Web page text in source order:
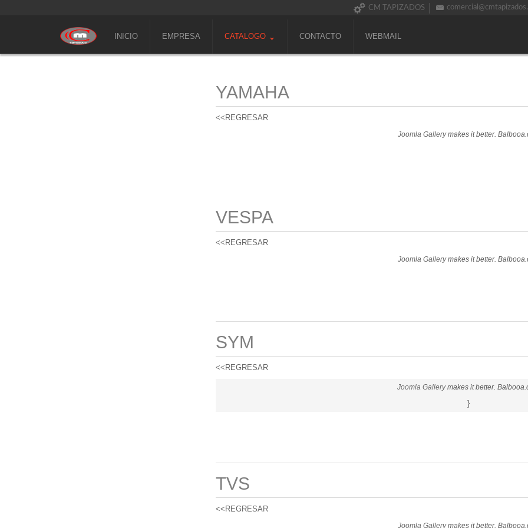
CM TAPIZADOS
INICIO EMPRESA CATALOGO CONTACTO WEBMAIL
YAMAHA
<<REGRESAR
Joomla Gallerymakes it better.
VESPA
<<REGRESAR
Joomla Gallerymakes it better.
SYM
<<REGRESAR
Joomla Gallerymakes it better.
}
TVS
<<REGRESAR
Joomla Gallerymakes it better.